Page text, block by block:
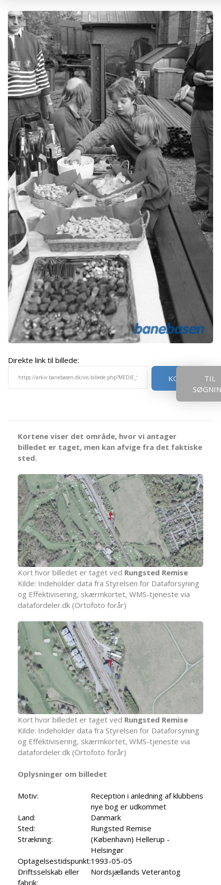
Direkte link til billede:
KOPIER
TIL
Kortene viser det område, hvor vi antager
billedet er taget, men kan afvige fra det faktiske
sted.
Kort hvor billedet er taget ved Rungsted Remise
Kilde: Indeholder data fra Styrelsen for Dataforsyning
og Effektivisering, skærmkortet, WMS-tjeneste via
datafordeler.dk (Ortofoto forår)
Kort hvor billedet er taget ved Rungsted Remise
Kilde: Indeholder data fra Styrelsen for Dataforsyning
og Effektivisering, skærmkortet, WMS-tjeneste via
datafordeler.dk (Ortofoto forår)
Oplysninger om billedet
Motiv:
Reception i anledning af klubbens
nye bog er udkommet
Land:
Danmark
Sted:
Rungsted Remise
Strækning:
(København) Hellerup -
Helsingør
Optagelsestidspunkt:1993-05-05
Driftsselskab eller
fabrik:
Nordsjællands Veterantog